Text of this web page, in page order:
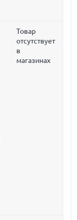
Товар
отсутствует
в
магазинах